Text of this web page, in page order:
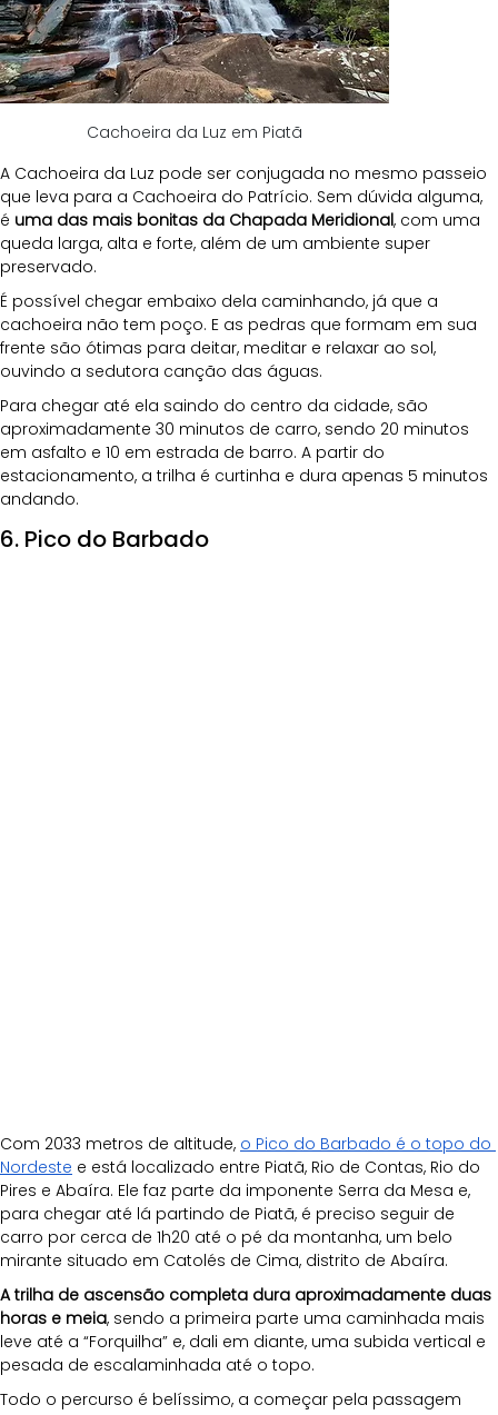
Cachoeira da Luz em Piatã
A Cachoeira da Luz pode ser conjugada no mesmo passeio
que leva para a Cachoeira do Patrício. Sem dúvida alguma,
é uma das mais bonitas da Chapada Meridional, com uma
queda larga, alta e forte, além de um ambiente super
preservado.
É possível chegar embaixo dela caminhando, já que a
cachoeira não tem poço. E as pedras que formam em sua
frente são ótimas para deitar, meditar e relaxar ao sol,
ouvindo a sedutora canção das águas.
Para chegar até ela saindo do centro da cidade, são
aproximadamente 30 minutos de carro, sendo 20 minutos
em asfalto e 10 em estrada de barro. A partir do
estacionamento, a trilha é curtinha e dura apenas 5 minutos
andando.
6. Pico do Barbado
Com 2033 metros de altitude, o Pico do Barbado é o topo do
Nordeste e está localizado entre Piatã, Rio de Contas, Rio do
Pires e Abaíra. Ele faz parte da imponente Serra da Mesa e,
para chegar até lá partindo de Piatã, é preciso seguir de
carro por cerca de 1h20 até o pé da montanha, um belo
mirante situado em Catolés de Cima, distrito de Abaíra.
A trilha de ascensão completa dura aproximadamente duas
horas e meia, sendo a primeira parte uma caminhada mais
leve até a “Forquilha” e, dali em diante, uma subida vertical e
pesada de escalaminhada até o topo.
Todo o percurso é belíssimo, a começar pela passagem